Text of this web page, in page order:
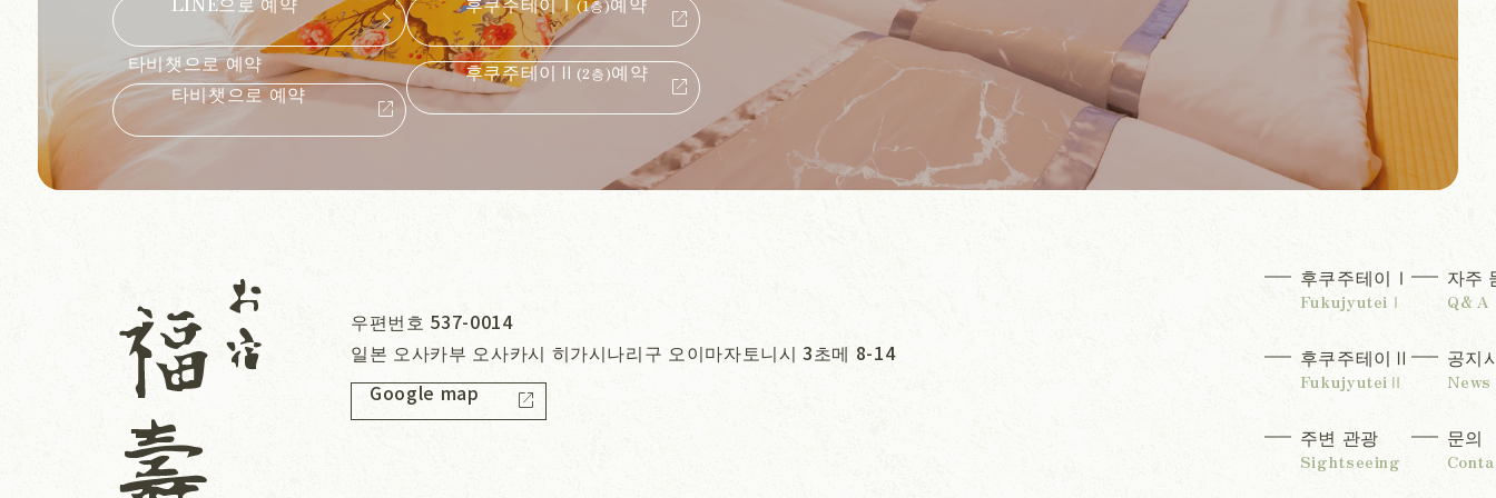
chevron_forward
타비챗으로 예약
타비챗으로 예약
open_in_new
(1층)
open_in_new
후쿠주테이Ⅱ(2층)예약
open_in_new
우편번호 537-0014
일본 오사카부 오사카시 히가시나리구 오이마자토니시 3초메 8-14
Google map
open_in_new
후쿠주테이Ⅰ
후쿠주테이Ⅱ
주변 관광
자주
공지
문의